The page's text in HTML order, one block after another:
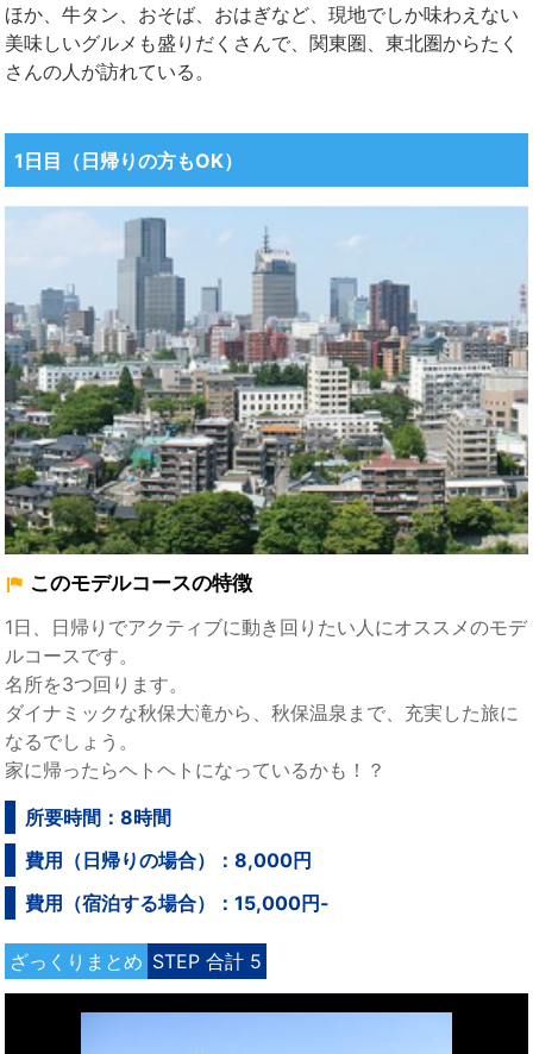
ほか、牛タン、おそば、おはぎなど、現地でしか味わえない
美味しいグルメも盛りだくさんで、関東圏、東北圏からたく
さんの人が訪れている。
1日目（日帰りの方もOK）
このモデルコースの特徴
1日、日帰りでアクティブに動き回りたい人にオススメのモデ
ルコースです。
名所を3つ回ります。
ダイナミックな秋保大滝から、秋保温泉まで、充実した旅に
なるでしょう。
家に帰ったらヘトヘトになっているかも！？
所要時間：8時間
費用（日帰りの場合）：8,000円
費用（宿泊する場合）：15,000円-
ざっくりまとめ STEP 合計 5